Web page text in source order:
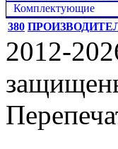
Комплектующие
380
2012-